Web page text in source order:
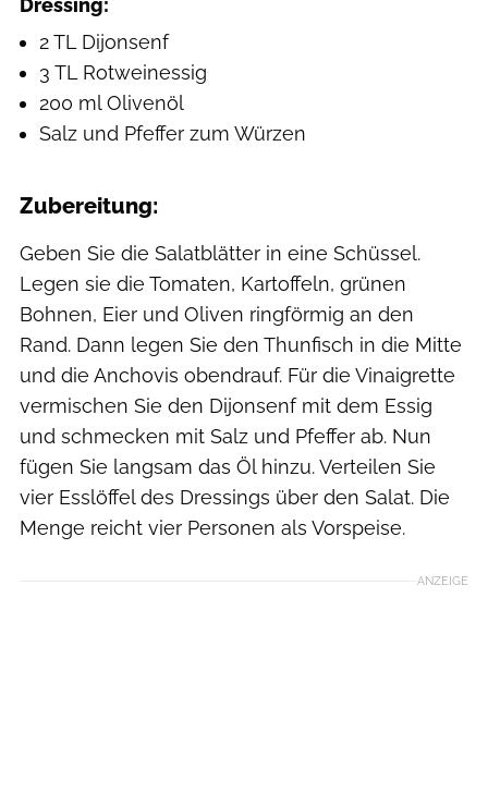
Dressing:
2 TL Dijonsenf
3 TL Rotweinessig
200 ml Olivenöl
Salz und Pfeffer zum Würzen
Zubereitung:
Geben Sie die Salatblätter in eine Schüssel.
Legen sie die Tomaten, Kartoffeln, grünen
Bohnen, Eier und Oliven ringförmig an den
Rand. Dann legen Sie den Thunfisch in die Mitte
und die Anchovis obendrauf. Für die Vinaigrette
vermischen Sie den Dijonsenf mit dem Essig
und schmecken mit Salz und Pfeffer ab. Nun
fügen Sie langsam das Öl hinzu. Verteilen Sie
vier Esslöffel des Dressings über den Salat. Die
Menge reicht vier Personen als Vorspeise.
ANZEIGE